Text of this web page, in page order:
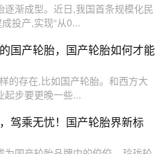
渐成型。近日,我国首条规模化民
投产,实现“从0...
国产轮胎，国产轮胎如何才能
的存在,比如国产轮胎。和西方大
起步要更晚一些...
驾乘无忧！国产轮胎界新标